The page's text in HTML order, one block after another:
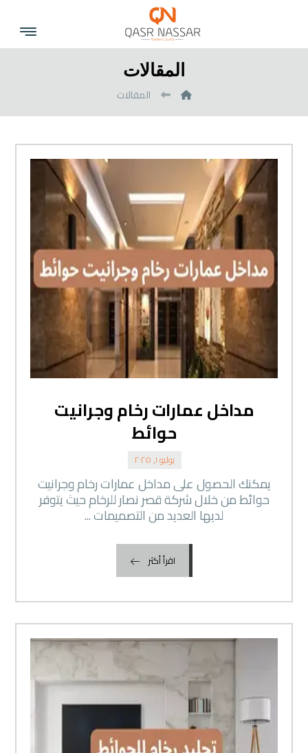
المقالات
المقالات
مداخل عمارات رخام وجرانيت
حوائط
يوليو ١, ٢٠٢٥
يمكنك الحصول على مداخل عمارات رخام وجرانيت
حوائط من خلال شركة قصر نصار للرخام حيث يتوفر
لديها العديد من التصميمات ...
اقرأ أكثر